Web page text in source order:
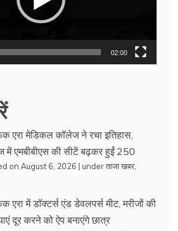
02:00
एरा मेडिकल कॉलेज ने रचा इतिहास,
में एमबीबीएस की सीटें बढ़कर हुईं 250
on August 6, 2026 | underताजा खबर
एरा में डॉक्टर्स एंड डेवलपर्स मीट, मरीजों की
दूर करने को ऐप बनाएंगे छात्र